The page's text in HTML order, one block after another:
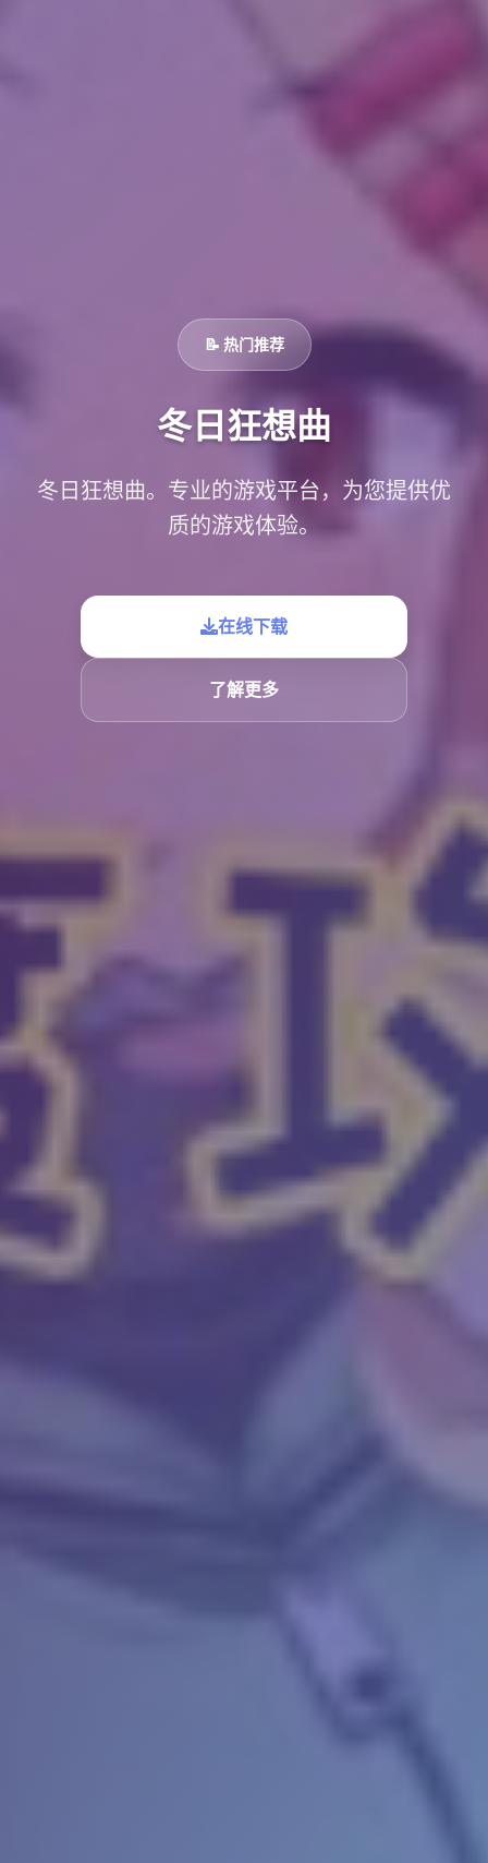
📝 热门推荐
冬日狂想曲
冬日狂想曲。专业的游戏平台，为您提供优
质的游戏体验。
在线下载
了解更多